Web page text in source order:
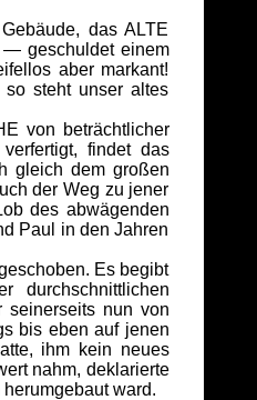
das ALTE
— geschuldet einem
aber markant!
so steht unser altes
von beträchtlicher
findet das
gleich dem großen
der Weg zu jener
des abwägenden
Paul in den Jahren
Es begibt
durchschnittlichen
seinerseits nun von
bis eben auf jenen
ihm kein neues
nahm, deklarierte
ward.